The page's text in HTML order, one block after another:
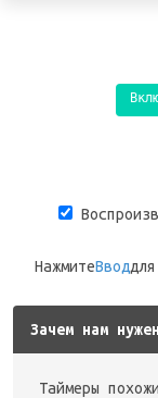
НажмитеВвод
Зачем нам
Таймеры